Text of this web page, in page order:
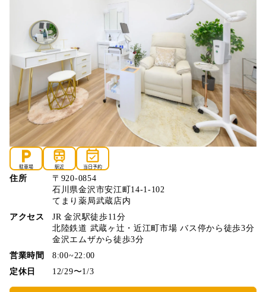
local_parking
駐車場
train
駅近
event_available
当日予約
住所
〒920-0854
石川県金沢市安江町14-1-102
てまり薬局武蔵店内
アクセス
JR 金沢駅徒歩11分
北陸鉄道 武蔵ヶ辻・近江町市場 バス停から徒歩3分
金沢エムザから徒歩3分
営業時間
8:00~22:00
定休日
12/29〜1/3